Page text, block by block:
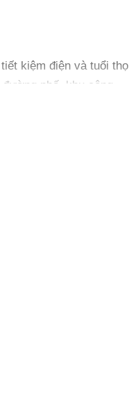
kiệm điện và tuổi thọ
phố, khu công
nay!